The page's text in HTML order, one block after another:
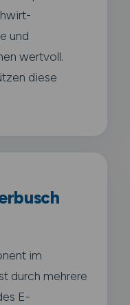
und
wertvoll.
diese
im
durch mehrere
E-